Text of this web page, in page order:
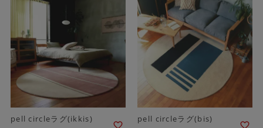
pell circleラグ(ikkis) pell circleラグ(bis)